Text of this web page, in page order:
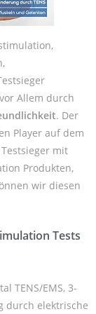
Allem durch
. Der
Player auf dem
mit
Produkten,
wir diesen
Tests
TENS/EMS, 3-
durch elektrische